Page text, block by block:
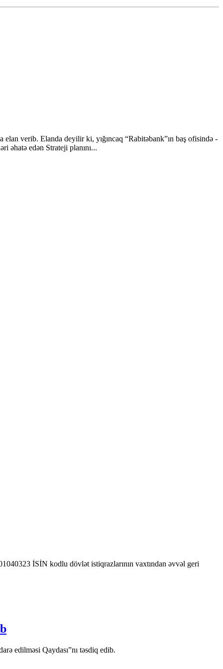
elan verib. Elanda deyilir ki, yığıncaq “Rabitəbank”ın baş ofisində -
əhatə edən Strateji planını...
İSİN kodlu dövlət istiqrazlarının vaxtından əvvəl geri
edilməsi Qaydası”nı təsdiq edib.